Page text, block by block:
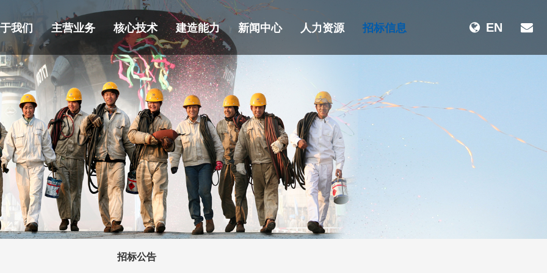
我们 主营业务 核心技术 建造能力 新闻中心 人力资源 招标信息 EN
招标公告